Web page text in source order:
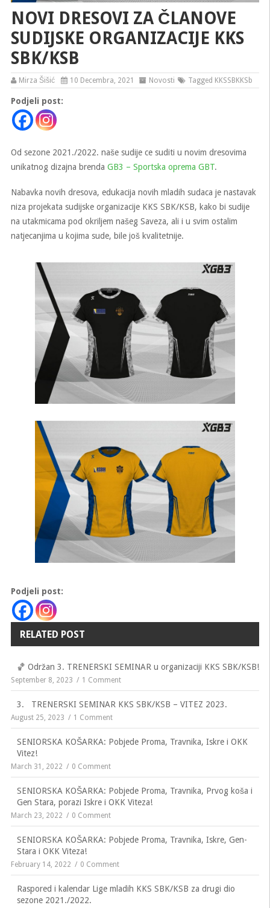
NOVI DRESOVI ZA ČLANOVE
SUDIJSKE ORGANIZACIJE KKS
SBK/KSB
Mirza Šišić 10 Decembra, 2021 Novosti Tagged KKSSBKKSb
Podjeli post:
Od sezone 2021./2022. naše sudije ce suditi u novim dresovima
unikatnog dizajna brenda GB3 – Sportska oprema GBT.
Nabavka novih dresova, edukacija novih mladih sudaca je nastavak
niza projekata sudijske organizacije KKS SBK/KSB, kako bi sudije
na utakmicama pod okriljem našeg Saveza, ali i u svim ostalim
natjecanjima u kojima sude, bile još kvalitetnije.
Podjeli post:
RELATED POST
🏀 Održan 3. TRENERSKI SEMINAR u organizaciji KKS SBK/KSB!
September 8, 2023 1 Comment
3. TRENERSKI SEMINAR KKS SBK/KSB – VITEZ 2023.
August 25, 2023 1 Comment
SENIORSKA KOŠARKA: Pobjede Proma, Travnika, Iskre i OKK
Vitez!
March 31, 2022 0 Comment
SENIORSKA KOŠARKA: Pobjede Proma, Travnika, Prvog koša i
Gen Stara, porazi Iskre i OKK Viteza!
March 23, 2022 0 Comment
SENIORSKA KOŠARKA: Pobjede Proma, Travnika, Iskre, Gen-
Stara i OKK Viteza!
February 14, 2022 0 Comment
Raspored i kalendar Lige mladih KKS SBK/KSB za drugi dio
sezone 2021./2022.